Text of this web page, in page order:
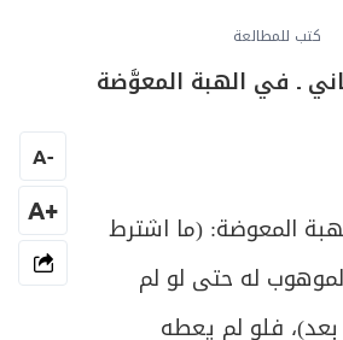
كتب للمطالعة
ـ في الهبة المعوَّضة
المعوضة: (ما اشترط
له حتى لو لم
فلو لم يعطه
-
A
+A
ـ في جواز العقد ولزومه
ـ في كيفية الاستفادة وأحكام
الوصية
في أقسام الوصية وصيغتها